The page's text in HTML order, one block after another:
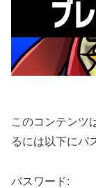
このコンテンツ
るには以下にパ
パスワード: